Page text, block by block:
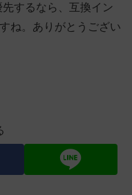
するなら、互換イン
ね。ありがとうござい